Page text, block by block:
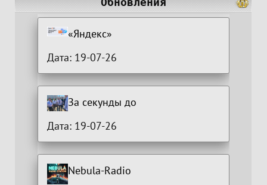
«Яндекс»
Дата: 19-07-26
За секунды до
Дата: 19-07-26
Nebula-Radio